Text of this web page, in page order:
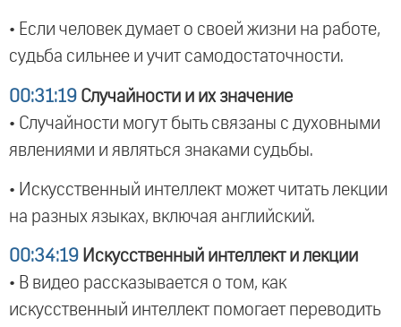
• Если человек думает о своей жизни на работе,
судьба сильнее и учит самодостаточности.
00:31:19 Случайности и их значение
• Случайности могут быть связаны с духовными
явлениями и являться знаками судьбы.
• Искусственный интеллект может читать лекции
на разных языках, включая английский.
00:34:19 Искусственный интеллект и лекции
• В видео рассказывается о том, как
искусственный интеллект помогает переводить